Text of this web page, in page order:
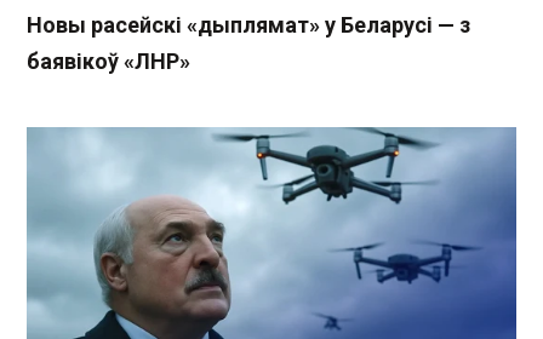
Новы расейскі «дыплямат» у Беларусі — з
баявікоў «ЛНР»